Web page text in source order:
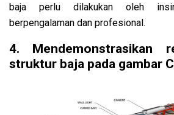
baja perlu dilakukan oleh
berpengalaman dan profesional.
4. Mendemonstrasikan
struktur baja pada gambar